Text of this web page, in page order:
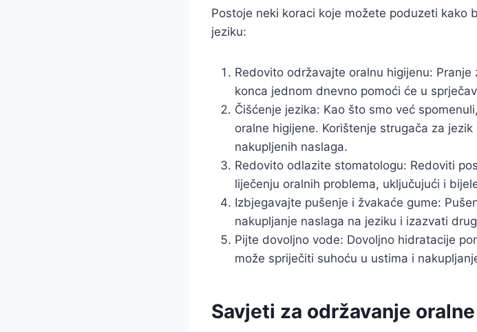
Postoje neki koraci koje možete poduzeti kako
jeziku:
Redovito održavajte oralnu higijenu:
konca jednom dnevno pomoći će u
Čišćenje jezika: Kao što smo već
oralne higijene. Korištenje strugača za
nakupljenih naslaga.
Redovito odlazite stomatologu: Redoviti
liječenju oralnih problema, uključujući i
Izbjegavajte pušenje i žvakaće gume:
nakupljanje naslaga na jeziku i izazvati
Pijte dovoljno vode: Dovoljno hidratacije
može spriječiti suhoću u ustima i
Savjeti za održavanje